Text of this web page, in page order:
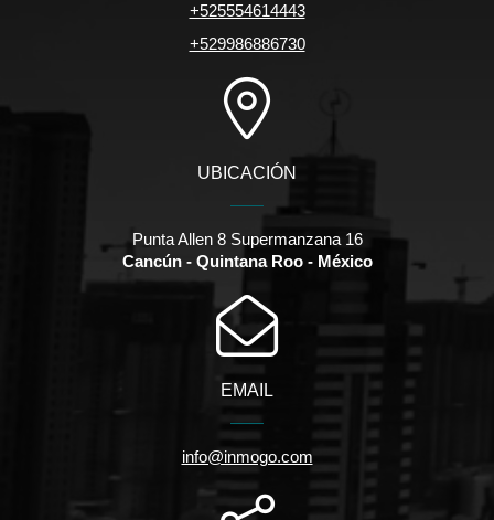
+525554614443
+529986886730
UBICACIÓN
Punta Allen 8 Supermanzana 16
Cancún - Quintana Roo - México
EMAIL
info@inmogo.com